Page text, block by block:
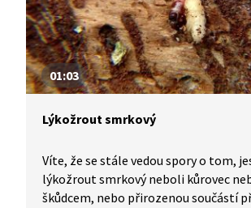
01:03
Lýkožrout smrkový
Víte, že se stále vedou spory o tom,
lýkožrout smrkový neboli kůrovec
škůdcem, nebo přirozenou součástí